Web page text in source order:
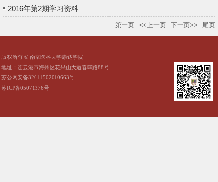
2016年第2期学习资料
第一页 <<上一页 下一页>> 尾页
版权所有 © 南京医科大学康达学院
地址：连云港市海州区花果山大道春晖路88号
苏公网安备32011502010663号
苏ICP备05071376号